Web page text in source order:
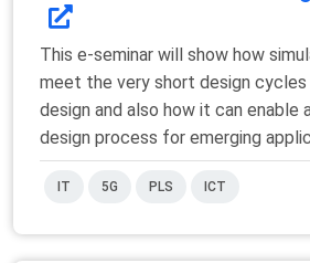
This e-seminar will show how
meet the very short design cycles
design and also how it can enable
design process for emerging
IT 5G PLS ICT